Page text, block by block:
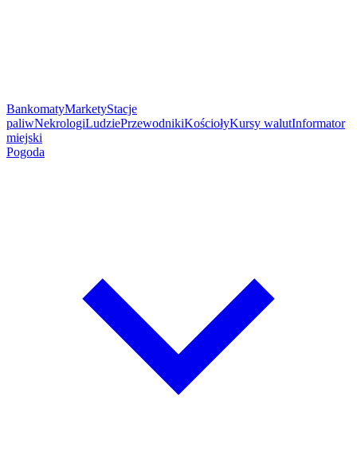
BankomatyMarketyStacje
paliwNekrologiLudziePrzewodnikiKościołyKursy walutInformator
miejski
Pogoda